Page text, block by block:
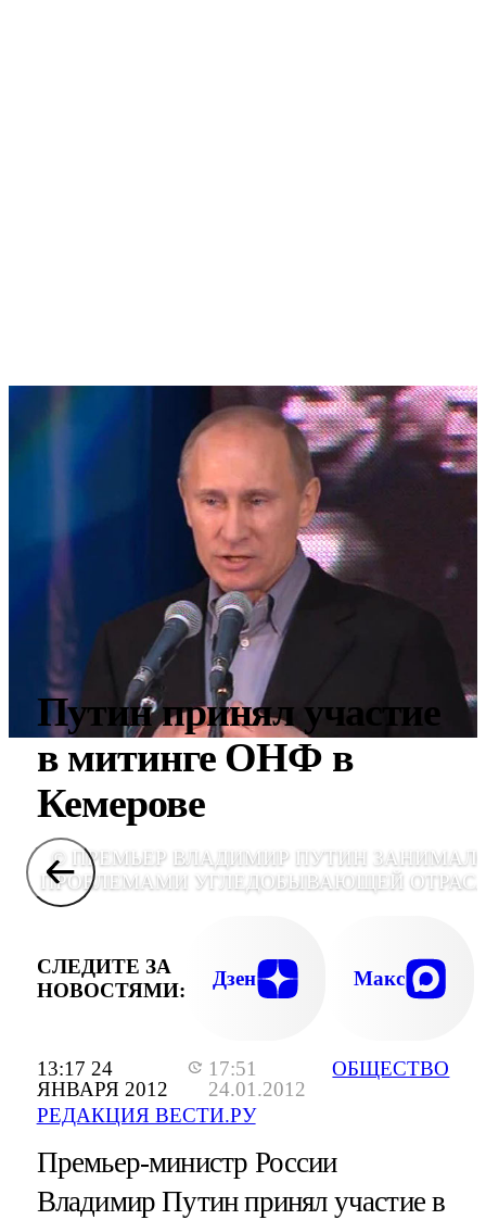
13:17 24
ЯНВАРЯ 2012
17:51
24.01.2012
РЕДАКЦИЯ ВЕСТИ.РУ
ОБЩЕСТВО
Путин принял участие
в митинге ОНФ в
Кемерове
© ПРЕМЬЕР ВЛАДИМИР ПУТИН
ПРОБЛЕМАМИ УГЛЕДОБЫВАЮЩЕЙ
СЛЕДИТЕ ЗА
НОВОСТЯМИ:
Дзен Макс
Премьер-министр России
Владимир Путин принял участие в